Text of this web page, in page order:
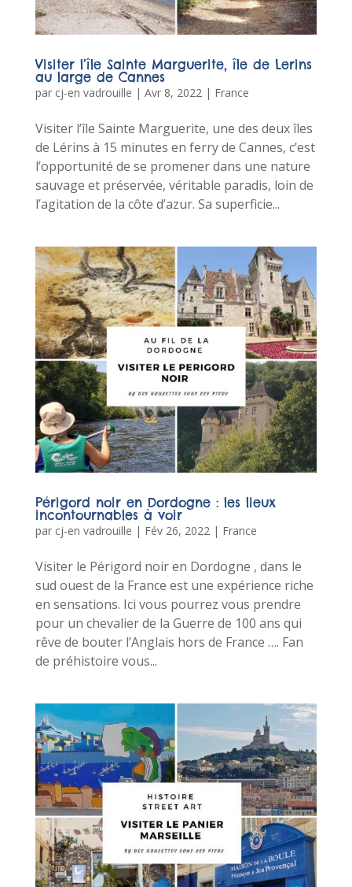
Visiter l’île Sainte Marguerite, île de Lerins
au large de Cannes
par cj-en vadrouille | Avr 8, 2022| France
Visiter l’île Sainte Marguerite, une des deux îles
de Lérins à 15 minutes en ferry de Cannes, c’est
l’opportunité de se promener dans une nature
sauvage et préservée, véritable paradis, loin de
l’agitation de la côte d’azur. Sa superficie...
Périgord noir en Dordogne : les lieux
incontournables à voir
par cj-en vadrouille | Fév 26, 2022| France
Visiter le Périgord noir en Dordogne , dans le
sud ouest de la France est une expérience riche
en sensations. Ici vous pourrez vous prendre
pour un chevalier de la Guerre de 100 ans qui
rêve de bouter l’Anglais hors de France …. Fan
de préhistoire vous...